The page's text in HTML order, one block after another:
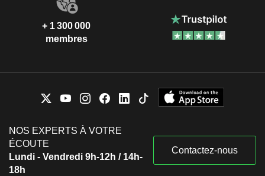
+ 1 300 000
membres
NOS EXPERTS À VOTRE
ÉCOUTE
Lundi - Vendredi 9h-12h / 14h-
18h
Contactez-nous